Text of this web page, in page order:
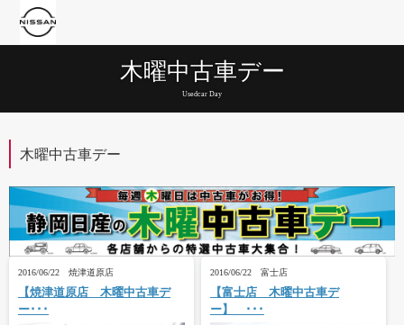
木曜中古車デー
Usedcar Day
木曜中古車デー
2016/06/22 焼津道原店
【焼津道原店 木曜中古車デ
ー･･･
2016/06/22 富士店
【富士店 木曜中古車デ
ー】 ･･･